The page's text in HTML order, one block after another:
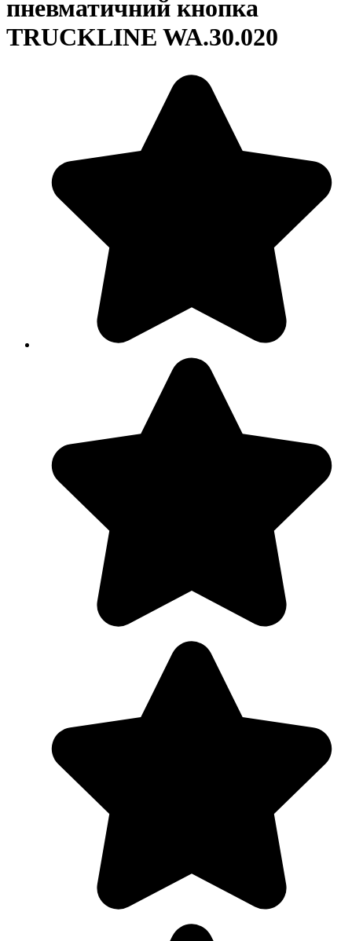
пневматичний кнопка
TRUCKLINE WA.30.020